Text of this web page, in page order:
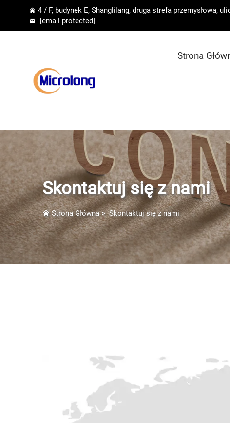
4 / F, budynek E, Shanglilang, druga strefa przemysłowa,
[email protected]
Strona
Skontaktuj się z nami
Strona Główna>Skontaktuj się z nami